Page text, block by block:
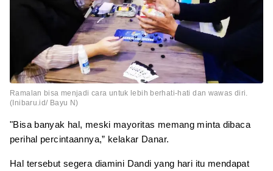
Ramalan bisa menjadi cara untuk lebih berhati-hati dan wawas diri.
(Inibaru.id/ Bayu N)
"Bisa banyak hal, meski mayoritas memang minta dibaca
perihal percintaannya,” kelakar Danar.
Hal tersebut segera diamini Dandi yang hari itu mendapat